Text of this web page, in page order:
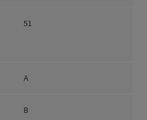
51
A
B